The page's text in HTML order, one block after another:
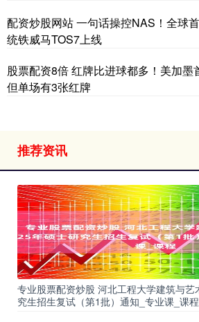
配资炒股网站 一句话操控NAS！全球
统铁威马TOS7上线
股票配资8倍 红牌比进球都多！美加墨
但单场有3张红牌
推荐资讯
专业股票配资炒股 河北工程大学建筑与
究生招生复试（第1批）通知_专业课_课程